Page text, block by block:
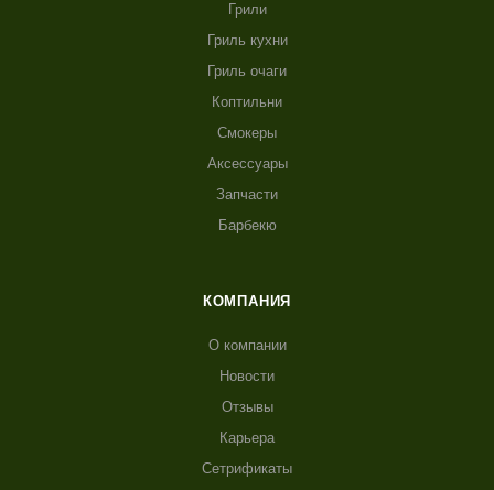
Грили
Гриль кухни
Гриль очаги
Коптильни
Смокеры
Аксессуары
Запчасти
Барбекю
КОМПАНИЯ
О компании
Новости
Отзывы
Карьера
Сетрификаты